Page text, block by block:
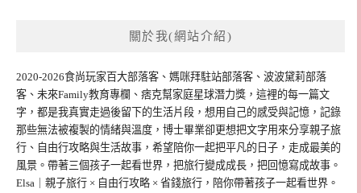
關於我(網站介紹)
2020-2026食尚玩家百大部落客、媽咪拜駐站部落客、波波黛莉部落
客、未來Family教育專欄、痞克幫家庭星球潛力獎，這裡的每一篇文
字，都是我真實走過後留下的生活片段，想用自己的感受與記憶，記錄
那些無法被複製的情緒與溫度，博士畢業卻更想把文字用來分享親子旅
行、自由行攻略與生活故事，希望陪你一起把平凡的日子，走成最美的
風景。帶著三個孩子一起看世界，把旅行變成成長，把回憶寫成故事。
Elsa｜親子旅行 × 自由行攻略 × 省錢旅行，陪你帶著孩子一起看世界。